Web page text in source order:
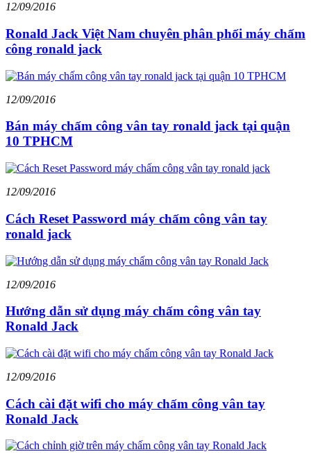
12/09/2016
Ronald Jack Việt Nam chuyên phân phối máy chấm
công ronald jack
12/09/2016
Bán máy chấm công vân tay ronald jack tại quận
10 TPHCM
12/09/2016
Cách Reset Password máy chấm công vân tay
ronald jack
12/09/2016
Hướng dẫn sử dụng máy chấm công vân tay
Ronald Jack
12/09/2016
Cách cài đặt wifi cho máy chấm công vân tay
Ronald Jack